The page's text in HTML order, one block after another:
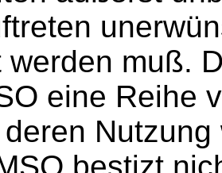
werden muß.
eine Reihe